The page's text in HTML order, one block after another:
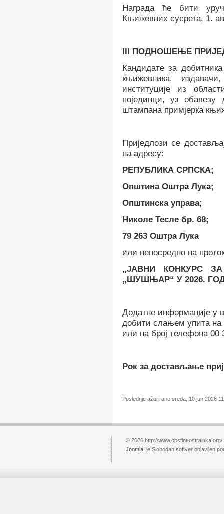
Награда ће бити
Књижевних сусрета, 1.
III ПОДНОШЕЊЕ
Кандидате за
књижевника,
институције из
појединци, уз обавезу
штампана примјерка
Приједлози се
на адресу:
РЕПУБЛИКА СРПСКА;
Општина Оштра Лука;
Општинска управа;
Николе Тесле бр. 68;
79 263 Оштра Лука
или непосредно на
„ЈАВНИ КОНКУРС
„ШУШЊАР“ У 2026.
Додатне информације у
добити слањем упита на
или на број телефона 00
Рок за достављање
Poslednje ažurirano sreda, 10 jun 2026
© 2026 http://
Joomla! je Slobodan softver objavljen